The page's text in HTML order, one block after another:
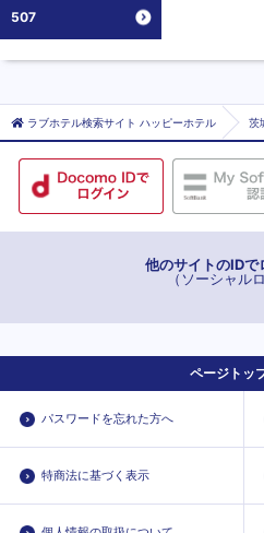
507
ラブホテル検索サイト ハッピーホテル 茨
他のサイトのIDで
（ソーシャル
ページトッ
パスワードを忘れた方へ
特商法に基づく表示